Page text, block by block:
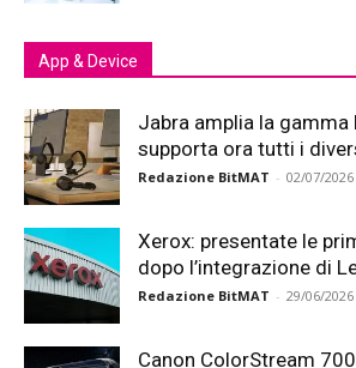
App & Device
Jabra amplia la gamma
supporta ora tutti i
Redazione BitMAT - 02/07/2026
Xerox: presentate le
dopo l’integrazione di
Redazione BitMAT - 29/06/2026
Canon ColorStream